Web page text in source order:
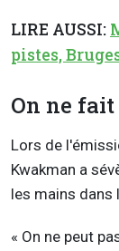
LIRE AUSSI:
pistes,
On ne fait
Lors de
Kwakman a
les mains dans
« On ne peut